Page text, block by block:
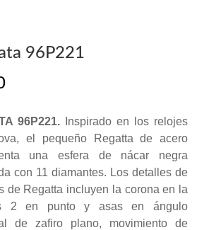
96P221
96P221.
Inspirado en los relojes
el pequeño Regatta de acero
una esfera de nácar negra
con 11 diamantes. Los detalles de
de Regatta incluyen la corona en la
2 en punto y asas en ángulo
de zafiro plano, movimiento de